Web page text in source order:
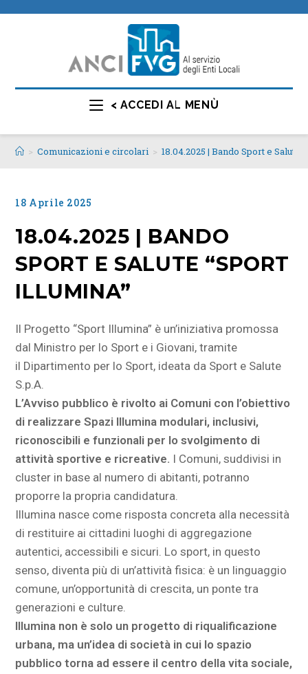
< ACCEDI AL MENÙ
> Comunicazioni e circolari > 18.04.2025 | Bando Sport e Salute
18 Aprile 2025
18.04.2025 | BANDO
SPORT E SALUTE “SPORT
ILLUMINA”
Il Progetto “Sport Illumina” è un’iniziativa promossa
dal Ministro per lo Sport e i Giovani, tramite
il Dipartimento per lo Sport, ideata da Sport e Salute
S.p.A.
L’Avviso pubblico è rivolto ai Comuni con l’obiettivo
di realizzare Spazi Illumina modulari, inclusivi,
riconoscibili e funzionali per lo svolgimento di
attività sportive e ricreative. I Comuni, suddivisi in
cluster in base al numero di abitanti, potranno
proporre la propria candidatura.
Illumina nasce come risposta concreta alla necessità
di restituire ai cittadini luoghi di aggregazione
autentici, accessibili e sicuri. Lo sport, in questo
senso, diventa più di un’attività fisica: è un linguaggio
comune, un’opportunità di crescita, un ponte tra
generazioni e culture.
Illumina non è solo un progetto di riqualificazione
urbana, ma un’idea di società in cui lo spazio
pubblico torna ad essere il centro della vita sociale,